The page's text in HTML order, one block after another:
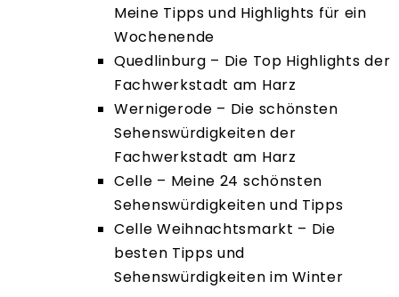
Meine Tipps und Highlights für ein
Wochenende
Quedlinburg – Die Top Highlights der
Fachwerkstadt am Harz
Wernigerode – Die schönsten
Sehenswürdigkeiten der
Fachwerkstadt am Harz
Celle – Meine 24 schönsten
Sehenswürdigkeiten und Tipps
Celle Weihnachtsmarkt – Die
besten Tipps und
Sehenswürdigkeiten im Winter